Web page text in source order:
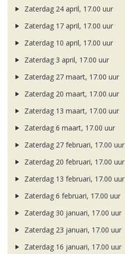
Zaterdag 24 april, 17.00 uur
Zaterdag 17 april, 17.00 uur
Zaterdag 10 april, 17.00 uur
Zaterdag 3 april, 17.00 uur
Zaterdag 27 maart, 17.00 uur
Zaterdag 20 maart, 17.00 uur
Zaterdag 13 maart, 17.00 uur
Zaterdag 6 maart, 17.00 uur
Zaterdag 27 februari, 17.00 uur
Zaterdag 20 februari, 17.00 uur
Zaterdag 13 februari, 17.00 uur
Zaterdag 6 februari, 17.00 uur
Zaterdag 30 januari, 17.00 uur
Zaterdag 23 januari, 17.00 uur
Zaterdag 16 januari, 17.00 uur